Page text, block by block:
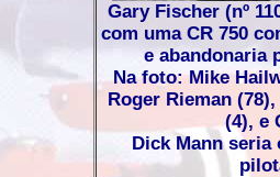
Gary Fischer (nº
com uma CR 750
e abandonaria
Na foto: Mike
Roger Rieman
(4), e
Dick Mann seria